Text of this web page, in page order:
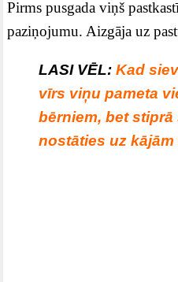
Pirms pusgada viņš
paziņojumu. Aizgāja uz
LASI VĒL:Kad
vīrs viņu pameta
bērniem, bet
nostāties uz